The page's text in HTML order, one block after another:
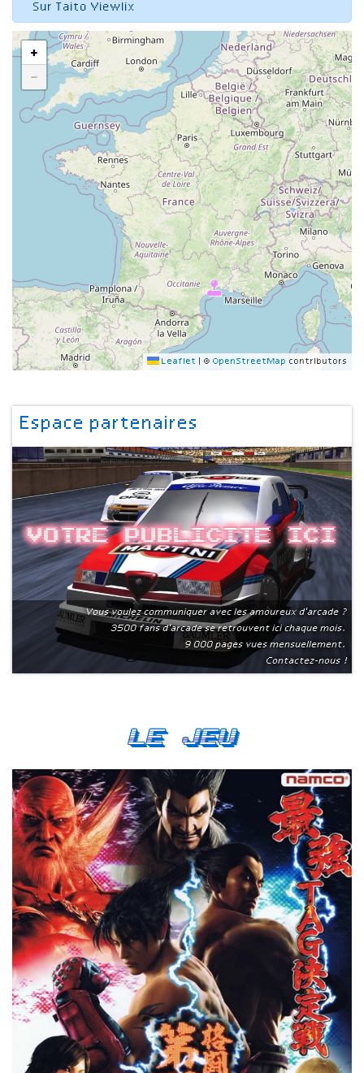
Sur Taito Viewlix
+
−
Leaflet © OpenStreetMap contributors
Espace partenaires
Votre publicite ici
Vous voulez communiquer avec les amoureux d'arcade ?
3500 fans d'arcade se retrouvent ici chaque mois.
9 000 pages vues mensuellement.
Contactez-nous !
Le Jeu